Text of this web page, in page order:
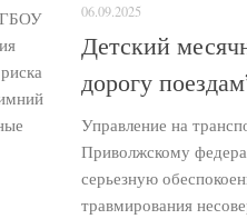
ГБОУ
06.09.2025
Детский
дорогу
Управление на
Приволжскому
серьезную
травмирования